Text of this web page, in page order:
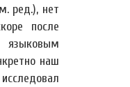
ред.), нет
после
языковым
наш